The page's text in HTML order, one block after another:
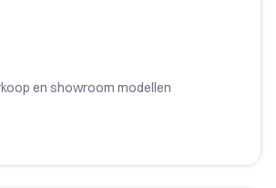
en showroom modellen